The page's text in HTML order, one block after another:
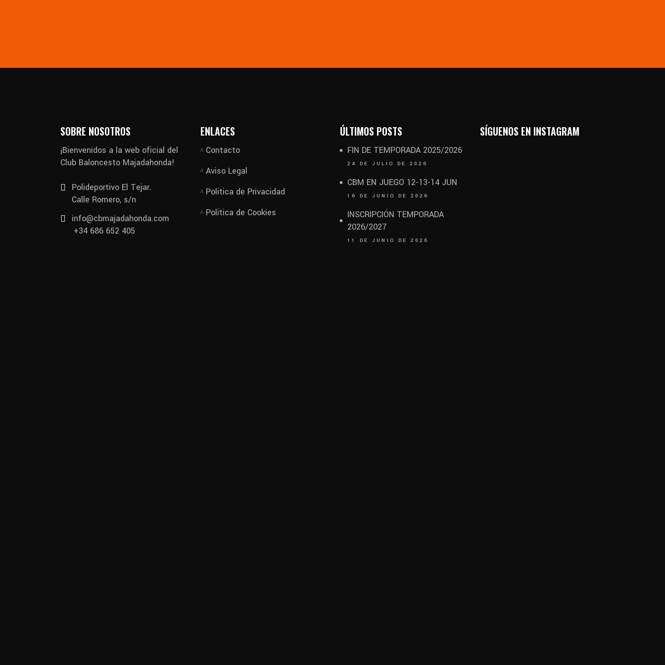
SOBRE NOSOTROS
¡Bienvenidos a la web oficial del
Club Baloncesto Majadahonda!
Polideportivo El Tejar.
Calle Romero, s/n
info@cbmajadahonda.com
+34 686 652 405
ENLACES
Contacto
Aviso Legal
Política de Privacidad
Política de Cookies
ÚLTIMOS POSTS
FIN DE TEMPORADA 2025/2026
24 DE JULIO DE 2026
CBM EN JUEGO 12-13-14 JUN
16 DE JUNIO DE 2026
INSCRIPCIÓN TEMPORADA
2026/2027
11 DE JUNIO DE 2026
SÍGUENOS EN INSTAGRAM